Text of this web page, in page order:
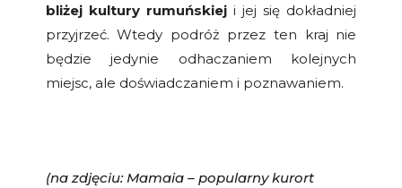
bliżej kultury rumuńskieji jej się dokładniej
przyjrzeć. Wtedy podróż przez ten kraj nie
będzie jedynie odhaczaniem kolejnych
miejsc, ale doświadczaniem i poznawaniem.
(na zdjęciu: Mamaia – popularny kurort